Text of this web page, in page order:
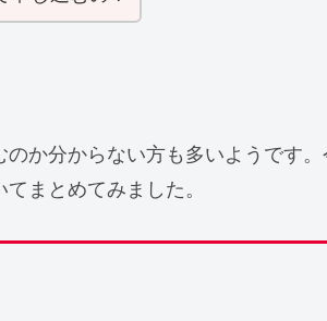
か分からない方も多いようです
まとめてみました。